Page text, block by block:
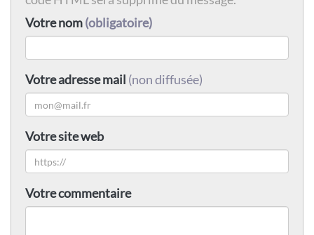
Votre nom(obligatoire)
Votre adresse mail (non diffusée)
Votre site web
Votre commentaire